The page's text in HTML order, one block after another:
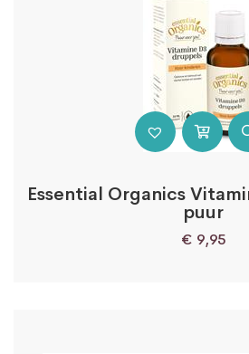
Essential Organics
puur
€ 9,95